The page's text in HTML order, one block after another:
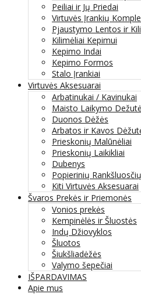
Peiliai ir Jų Priedai
Virtuvės Įrankių
Pjaustymo Lentos ir
Kilimėliai Kepimui
Kepimo Indai
Kepimo Formos
Stalo Įrankiai
Virtuvės Aksesuarai
Arbatinukai / Kavinukai
Maisto Laikymo
Duonos Dėžės
Arbatos ir Kavos
Prieskonių Malūnėliai
Prieskonių Laikikliai
Dubenys
Popierinių
Kiti Virtuvės Aksesuarai
Švaros Prekės ir Priemonės
Vonios prekės
Kempinėlės ir Šluostės
Indų Džiovyklos
Šluotos
Šiukšliadėžės
Valymo šepečiai
IŠPARDAVIMAS
Apie mus